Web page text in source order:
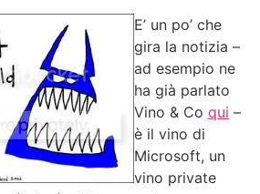
E’ un po’ che
gira la notizia –
ad esempio ne
ha già parlato
Vino & Co qui –
è il vino di
Microsoft, un
vino private